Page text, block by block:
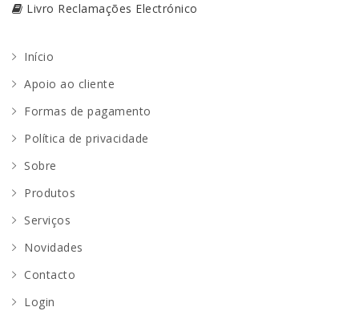
Livro Reclamações Electrónico
Início
Apoio ao cliente
Formas de pagamento
Política de privacidade
Sobre
Produtos
Serviços
Novidades
Contacto
Login